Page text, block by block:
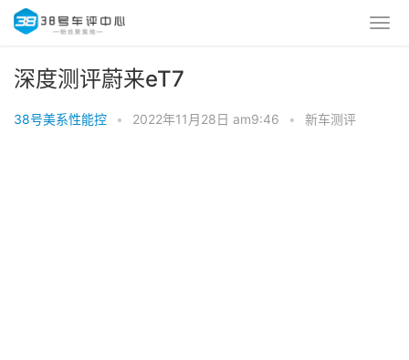
深度测评蔚来eT7
38号美系性能控 • 2022年11月28日 am9:46 • 新车测评